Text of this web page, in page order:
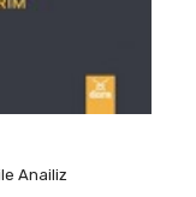
Anailiz